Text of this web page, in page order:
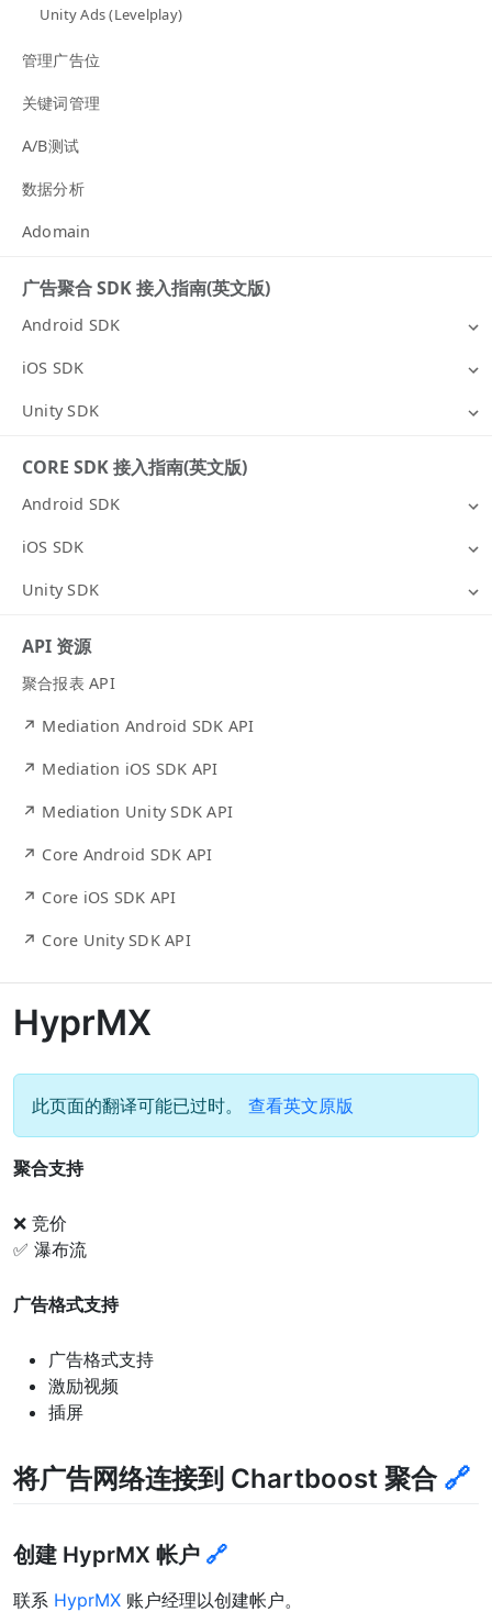
Unity Ads (Levelplay)
管理广告位
关键词管理
A/B测试
数据分析
Adomain
广告聚合 SDK 接入指南(英文版)
Android SDK
iOS SDK
Unity SDK
CORE SDK 接入指南(英文版)
Android SDK
iOS SDK
Unity SDK
API 资源
聚合报表 API
↗ Mediation Android SDK API
↗ Mediation iOS SDK API
↗ Mediation Unity SDK API
↗ Core Android SDK API
↗ Core iOS SDK API
↗ Core Unity SDK API
HyprMX
此页面的翻译可能已过时。 查看英文原版
聚合支持
❌ 竞价
✅ 瀑布流
广告格式支持
广告格式支持
激励视频
插屏
将广告网络连接到 Chartboost 聚合 🔗
创建 HyprMX 帐户 🔗
联系 HyprMX 账户经理以创建帐户。